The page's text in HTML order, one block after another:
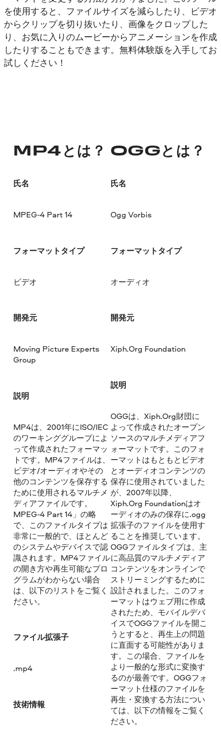
を使用すると、ファイルサイズを減らしたり、ビデオ
からクリップを切り抜いたり、画像をクロップした
り、お気に入りのムービーからアニメーションを作成
したりすることもできます。無料体験版を入手してお
試しください！
MP4とは？
氏名
MPEG-4 Part 14
フォーマットタイプ
ビデオ
開発元
Moving Picture Experts
Group
説明
MP4は、2001年にISO/IEC
のワーキンググループによ
って作成されたフォーマッ
トです。MP4ファイルは、
ビデオ/オーディオやその
他のコンテンツを保存する
ために使用されるマルチメ
ディアファイルです。
MPEG-4 Part 14」の略
で、このファイルタイプは
非常に一般的で、ほとんど
のシステムやデバイスで認
識されます。MP4ファイル
の開き方や再生可能なプロ
グラムがわからない場合
は、以下のリストをご覧く
ださい。
ファイル拡張子
.mp4
技術情報
OGGとは？
氏名
Ogg Vorbis
フォーマットタイプ
オーディオ
開発元
Xiph.Org Foundation
説明
OGGは、Xiph.Org財団に
よって作成されたオープン
ソースのマルチメディアフ
ォーマットです。このフォ
ーマットはもともとビデオ
とオーディオコンテンツの
保存に使用されていました
が、2007年以降、
Xiph.Org Foundationはオ
ーディオのみの保存に.ogg
拡張子のファイルを使用す
ることを推奨しています。
OGGファイルタイプは、主
に高品質のマルチメディア
コンテンツをオンラインで
ストリーミングするために
設計されました。このフォ
ーマットはウェブ用に作成
されたため、モバイルデバ
イスでOGGファイルを開こ
うとすると、再生上の問題
に直面する可能性がありま
す。この場合、ファイルを
より一般的な形式に変換す
るのが最善です。OGGフォ
ーマット仕様のファイルを
再生・変換する方法につい
ては、以下の情報をご覧く
ださい。